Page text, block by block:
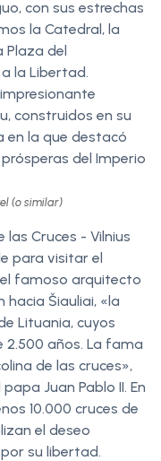
con sus estrechas
la Catedral, la
Plaza del
la Libertad.
construidos en su
en la que destacó
del Imperio
(o similar)
las Cruces - Vilnius
para visitar el
famoso arquitecto
hacia Šiauliai, «la
Lituania, cuyos
2.500 años. La fama
de las cruces»,
Juan Pablo II. En
10.000 cruces de
el deseo
su libertad.